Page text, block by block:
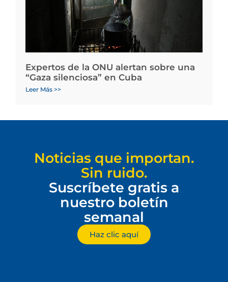
Expertos de la ONU alertan sobre una
“Gaza silenciosa” en Cuba
Leer Más >>
Noticias que importan.
Sin ruido.
Suscríbete gratis a
nuestro boletín
semanal
Haz clic aquí